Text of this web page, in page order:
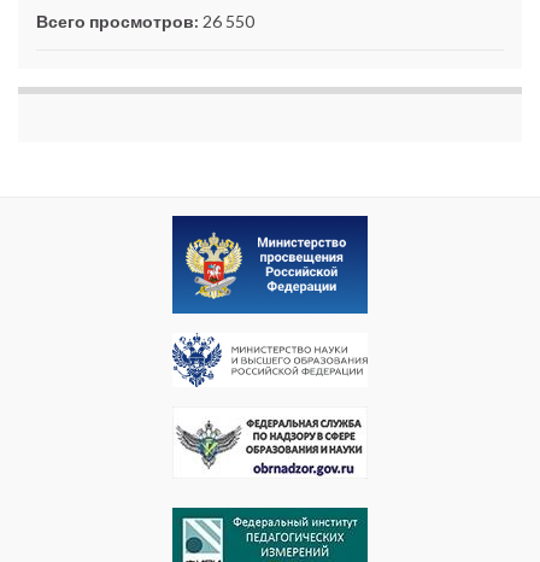
Всего просмотров: 26 550